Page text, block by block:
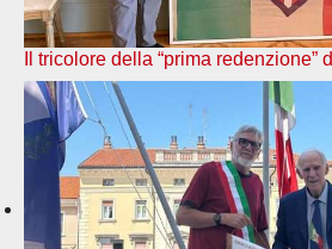
Il tricolore della “prima redenzione”